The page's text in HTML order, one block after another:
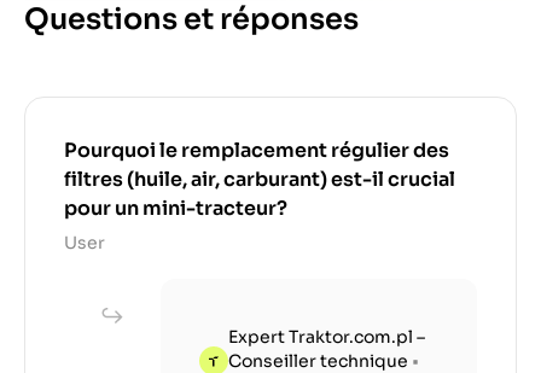
Questions et réponses
Pourquoi le remplacement régulier des
filtres (huile, air, carburant) est-il crucial
pour un mini-tracteur?
User
Expert Traktor.com.pl –
Conseiller technique •